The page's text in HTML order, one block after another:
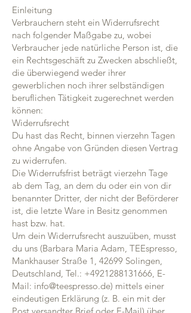
Einleitung
Verbrauchern steht ein Widerrufsrecht
nach folgender Maßgabe zu, wobei
Verbraucher jede natürliche Person ist, die
ein Rechtsgeschäft zu Zwecken abschließt,
die überwiegend weder ihrer
gewerblichen noch ihrer selbständigen
beruflichen Tätigkeit zugerechnet werden
können:
Widerrufsrecht
Du hast das Recht, binnen vierzehn Tagen
ohne Angabe von Gründen diesen Vertrag
zu widerrufen.
Die Widerrufsfrist beträgt vierzehn Tage
ab dem Tag, an dem du oder ein von dir
benannter Dritter, der nicht der Beförderer
ist, die letzte Ware in Besitz genommen
hast bzw. hat.
Um dein Widerrufsrecht auszuüben, musst
du uns (Barbara Maria Adam, TEEspresso,
Mankhauser Straße 1, 42699 Solingen,
Deutschland, Tel.: ‭+4921288131666‬, E-
Mail: info@teespresso.de) mittels einer
eindeutigen Erklärung (z. B. ein mit der
Post versandter Brief oder E-Mail) über